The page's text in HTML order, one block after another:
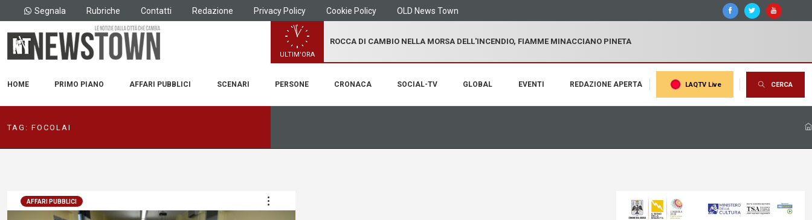
Segnala Rubriche Contatti Redazione Privacy Policy Cookie Policy OLD News Town
ULTIM'ORA
ROCCA DI CAMBIO NELLA MORSA DELL'INCENDIO, FIAMME MINACCIANO PINETA
HOME PRIMO PIANO AFFARI PUBBLICI SCENARI PERSONE CRONACA SOCIAL-TV GLOBAL EVENTI REDAZIONE APERTA LAQTV Live CERCA
TAG: FOCOLAI
AFFARI PUBBLICI